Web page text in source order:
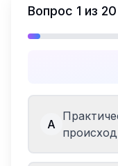
Вопрос 1 из 20
A